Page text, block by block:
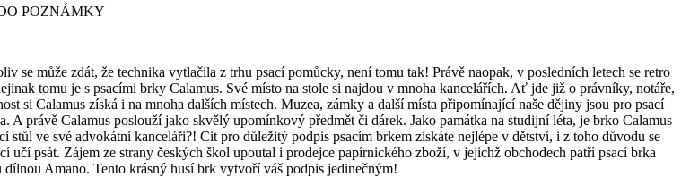
POZNÁMKY
se může zdát, že technika vytlačila z trhu psací pomůcky, není tomu tak! Právě naopak, v posledních letech se retro
tomu je s psacími brky Calamus. Své místo na stole si najdou v mnoha kancelářích. Ať jde již o právníky, notáře,
si Calamus získá i na mnoha dalších místech. Muzea, zámky a další místa připomínající naše dějiny jsou pro psací
právě Calamus poslouží jako skvělý upomínkový předmět či dárek. Jako památka na studijní léta, je brko Calamus
ve své advokátní kanceláři?! Cit pro důležitý podpis psacím brkem získáte nejlépe v dětství, i z toho důvodu se
psát. Zájem ze strany českých škol upoutal i prodejce papírnického zboží, v jejichž obchodech patří psací brka
Amano. Tento krásný husí brk vytvoří váš podpis jedinečným!